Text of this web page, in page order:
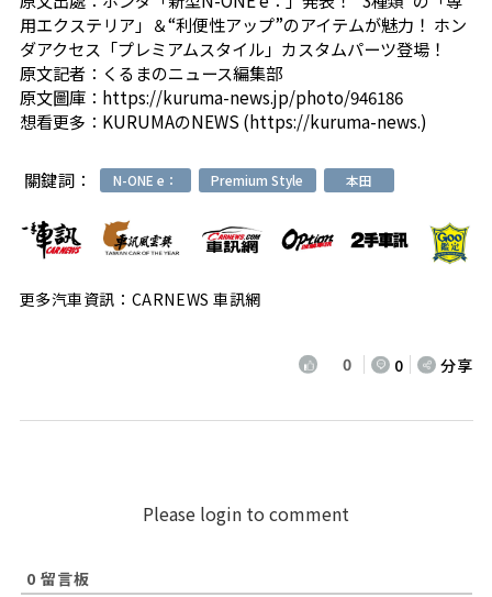
用エクステリア」＆“利便性アップ”のアイテムが魅力！ ホン
ダアクセス「プレミアムスタイル」カスタムパーツ登場！
原文記者： くるまのニュース編集部
原文圖庫： https://kuruma-news.jp/photo/946186
想看更多： KURUMAのNEWS (https://kuruma-news.)
關鍵詞： N-ONE e： Premium Style 本田
更多汽車資訊：CARNEWS 車訊網
0 0 分享
Please login to comment
0 留言板